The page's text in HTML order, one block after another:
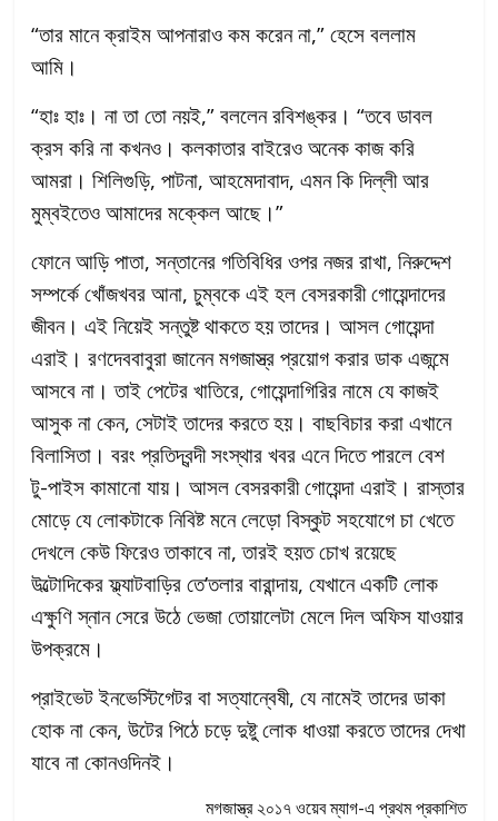
“তার মানে ক্রাইম আপনারাও কম করেন না,” হেসে বললাম
আমি।
“হাঃ হাঃ। না তা তো নয়ই,” বললেন রবিশঙ্কর। “তবে ডাবল
ক্রস করি না কখনও। কলকাতার বাইরেও অনেক কাজ করি
আমরা। শিলিগুড়ি, পাটনা, আহমেদাবাদ, এমন কি দিল্লী আর
মুম্বইতেও আমাদের মক্কেল আছে।”
ফোনে আড়ি পাতা, সন্তানের গতিবিধির ওপর নজর রাখা, নিরুদ্দেশ
সম্পর্কে খোঁজখবর আনা, চুম্বকে এই হল বেসরকারী গোয়েন্দাদের
জীবন। এই নিয়েই সন্তুষ্ট থাকতে হয় তাদের। আসল গোয়েন্দা
এরাই। রণদেববাবুরা জানেন মগজাস্ত্র প্রয়োগ করার ডাক এজন্মে
আসবে না। তাই পেটের খাতিরে, গোয়েন্দাগিরির নামে যে কাজই
আসুক না কেন, সেটাই তাদের করতে হয়। বাছবিচার করা এখানে
বিলাসিতা। বরং প্রতিদ্বন্দী সংস্থার খবর এনে দিতে পারলে বেশ
টু-পাইস কামানো যায়। আসল বেসরকারী গোয়েন্দা এরাই। রাস্তার
মোড়ে যে লোকটাকে নিবিষ্ট মনে লেড়ো বিস্কুট সহযোগে চা খেতে
দেখলে কেউ ফিরেও তাকাবে না, তারই হয়ত চোখ রয়েছে
উল্টোদিকের ফ্ল্যাটবাড়ির তে’তলার বারান্দায়, যেখানে একটি লোক
এক্ষুণি স্নান সেরে উঠে ভেজা তোয়ালেটা মেলে দিল অফিস যাওয়ার
উপক্রমে।
প্রাইভেট ইনভেস্টিগেটর বা সত্যান্বেষী, যে নামেই তাদের ডাকা
হোক না কেন, উটের পিঠে চড়ে দুষ্টু লোক ধাওয়া করতে তাদের দেখা
যাবে না কোনওদিনই।
মগজাস্ত্র ২০১৭ ওয়েব ম্যাগ-এ প্রথম প্রকাশিত